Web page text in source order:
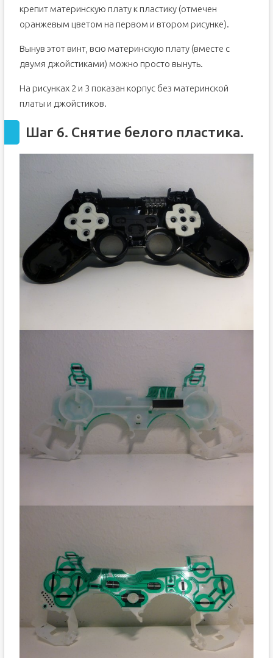
крепит материнскую плату к пластику (отмечен
оранжевым цветом на первом и втором рисунке).
Вынув этот винт, всю материнскую плату (вместе с
двумя джойстиками) можно просто вынуть.
На рисунках 2 и 3 показан корпус без материнской
платы и джойстиков.
Шаг 6. Снятие белого пластика.